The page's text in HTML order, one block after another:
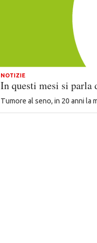
NOTIZIE
In questi mesi si parla
Tumore al seno, in 20 anni la